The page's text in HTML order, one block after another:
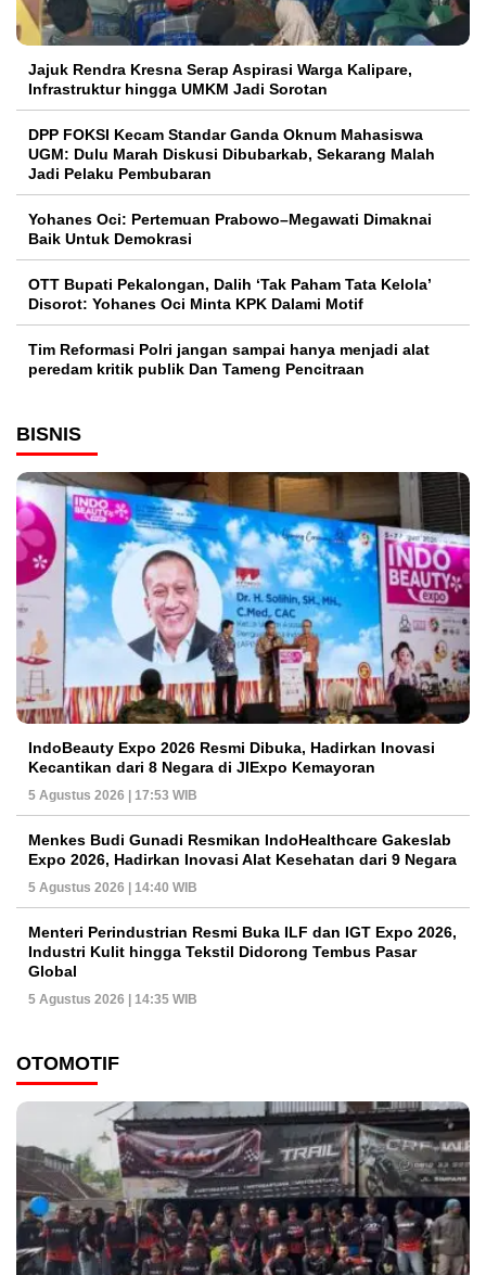
Jajuk Rendra Kresna Serap Aspirasi Warga Kalipare,
Infrastruktur hingga UMKM Jadi Sorotan
DPP FOKSI Kecam Standar Ganda Oknum Mahasiswa
UGM: Dulu Marah Diskusi Dibubarkab, Sekarang Malah
Jadi Pelaku Pembubaran
Yohanes Oci: Pertemuan Prabowo–Megawati Dimaknai
Baik Untuk Demokrasi
OTT Bupati Pekalongan, Dalih ‘Tak Paham Tata Kelola’
Disorot: Yohanes Oci Minta KPK Dalami Motif
Tim Reformasi Polri jangan sampai hanya menjadi alat
peredam kritik publik Dan Tameng Pencitraan
BISNIS
IndoBeauty Expo 2026 Resmi Dibuka, Hadirkan Inovasi
Kecantikan dari 8 Negara di JIExpo Kemayoran
5 Agustus 2026 | 17:53 WIB
Menkes Budi Gunadi Resmikan IndoHealthcare Gakeslab
Expo 2026, Hadirkan Inovasi Alat Kesehatan dari 9 Negara
5 Agustus 2026 | 14:40 WIB
Menteri Perindustrian Resmi Buka ILF dan IGT Expo 2026,
Industri Kulit hingga Tekstil Didorong Tembus Pasar
Global
5 Agustus 2026 | 14:35 WIB
OTOMOTIF